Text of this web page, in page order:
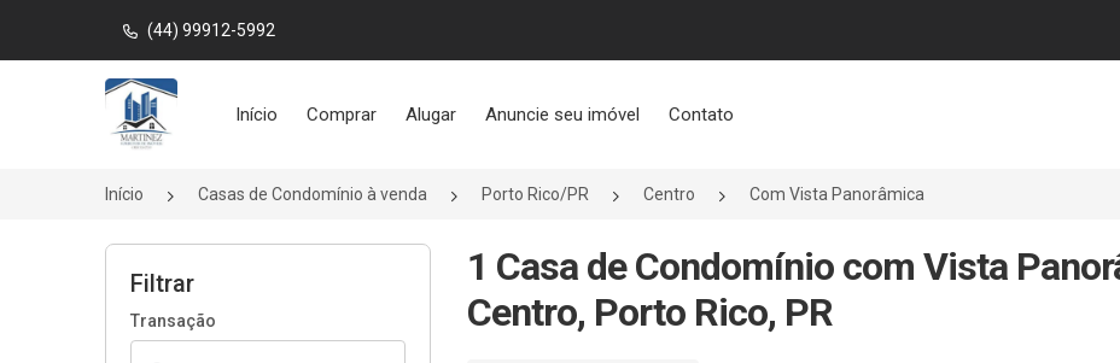
(44) 99912-5992
Página inicial
Início Comprar Alugar Anuncie seu imóvel Contato
Início Casas de Condomínio à venda Porto Rico/PR Centro Com Vista Panorâmica
Filtrar
Transação
1 Casa de Condomínio com Vista
Centro, Porto Rico, PR